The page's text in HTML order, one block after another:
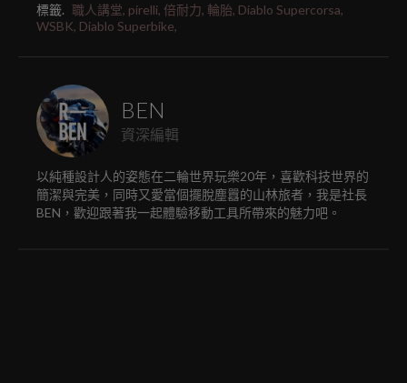
標籤. 職人講堂, pirelli, 倍耐力, 輪胎, Diablo Supercorsa,
WSBK, Diablo Superbike,
BEN
資深編輯
以純種設計人的姿態在二輪世界玩樂20年，喜歡科技世界的
簡潔與完美，同時又愛當個擺脫塵囂的山林旅者，我是社長
BEN，歡迎跟著我一起體驗移動工具所帶來的魅力吧。